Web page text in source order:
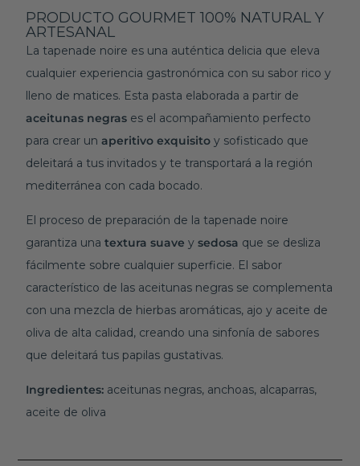
PRODUCTO GOURMET 100% NATURAL Y
ARTESANAL
La tapenade noire es una auténtica delicia que eleva
cualquier experiencia gastronómica con su sabor rico y
lleno de matices. Esta pasta elaborada a partir de
aceitunas negras es el acompañamiento perfecto
para crear un aperitivo exquisito y sofisticado que
deleitará a tus invitados y te transportará a la región
mediterránea con cada bocado.
El proceso de preparación de la tapenade noire
garantiza una textura suave y sedosa que se desliza
fácilmente sobre cualquier superficie. El sabor
característico de las aceitunas negras se complementa
con una mezcla de hierbas aromáticas, ajo y aceite de
oliva de alta calidad, creando una sinfonía de sabores
que deleitará tus papilas gustativas.
Ingredientes: aceitunas negras, anchoas, alcaparras,
aceite de oliva